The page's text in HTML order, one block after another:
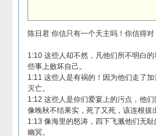
陈日君 你信只有一个天主吗！你信得对
1:10 这些人却不然，凡他们所不明白
些事上败坏自己。
1:11 这些人是有祸的！因为他们走了
灭亡。
1:12 这些人是你们爱宴上的污点，他
像晚秋不结果实，死了又死，该连根拔
1:13 像海里的怒涛，四下飞溅他们无
幽冥。